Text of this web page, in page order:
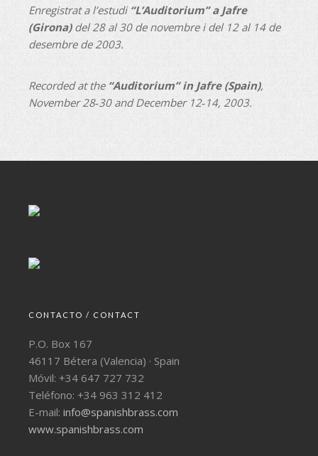
Enregistrat a l’estudi “L’Auditorium” a Jafre
(Girona)del 28 al 30 de novembre i del 12 al 14 de
desembre de 2003.
Recorded at the “Auditorium” in Jafre (Spain),
November 28‐30 and December 12‐14, 2003.
CONTACTO / CONTACT
P.O. Box 167
46117 Bétera (Valencia) · Spain
Móvil: +34 647 727 732
Teléfono: +34 963 312 412
E-mail: info@spanishbrass.com
www.spanishbrass.com